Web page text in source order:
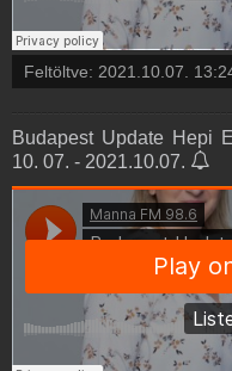
Feltöltve: 2021.10.07.
Budapest Update Hepi
10. 07. - 2021.10.07.